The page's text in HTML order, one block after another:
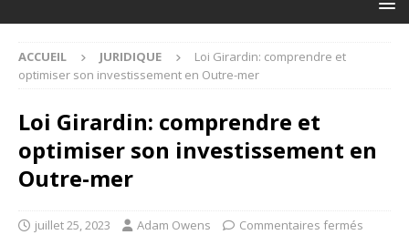
ACCUEIL JURIDIQUE
Loi Girardin: comprendre et
optimiser son investissement en Outre-mer
Loi Girardin: comprendre et
optimiser son investissement en
Outre-mer
juillet 25, 2023 Adam Owens Commentaires fermés